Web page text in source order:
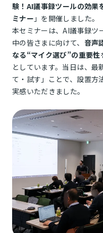
験！AI議事録ツールの効果
ミナー 」を開催しました。
本セミナーは、AI議事録ツ
中の皆さまに向けて、 音声
なる“マイク選び”の重要性
としています。当日は、最
て・試す」ことで、設置方
実感いただきました。